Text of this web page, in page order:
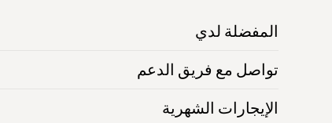
المفضلة لدي
تواصل مع فريق الدعم
الإيجارات الشهرية